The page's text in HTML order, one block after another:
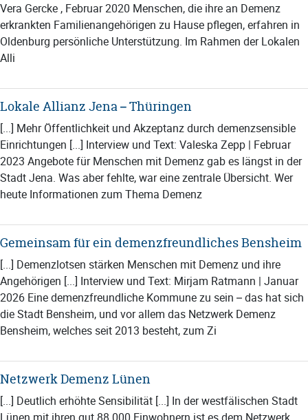
Vera Gercke , Februar 2020 Menschen, die ihre an Demenz
erkrankten Familienangehörigen zu Hause pflegen, erfahren in
Oldenburg persönliche Unterstützung. Im Rahmen der Lokalen
Alli
Lokale Allianz Jena – Thüringen
[...] Mehr Öffentlichkeit und Akzeptanz durch demenzsensible
Einrichtungen [...] Interview und Text: Valeska Zepp | Februar
2023 Angebote für Menschen mit Demenz gab es längst in der
Stadt Jena. Was aber fehlte, war eine zentrale Übersicht. Wer
heute Informationen zum Thema Demenz
Gemeinsam für ein demenzfreundliches Bensheim
[...] Demenzlotsen stärken Menschen mit Demenz und ihre
Angehörigen [...] Interview und Text: Mirjam Ratmann | Januar
2026 Eine demenzfreundliche Kommune zu sein – das hat sich
die Stadt Bensheim, und vor allem das Netzwerk Demenz
Bensheim, welches seit 2013 besteht, zum Zi
Netzwerk Demenz Lünen
[...] Deutlich erhöhte Sensibilität [...] In der westfälischen Stadt